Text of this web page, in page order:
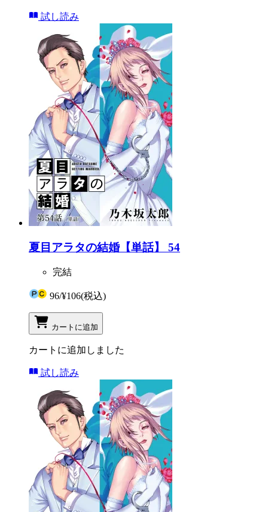
試し読み
夏目アラタの結婚【単話】 54
完結
96/¥106(税込)
カートに追加
カートに追加しました
試し読み